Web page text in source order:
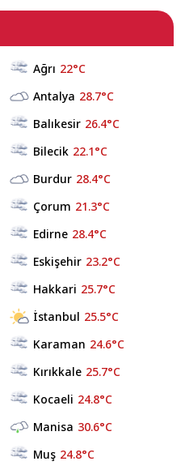
Ağrı 22°C
Antalya 28.7°C
Balıkesir 26.4°C
Bilecik 22.1°C
Burdur 28.4°C
Çorum 21.3°C
Edirne 28.4°C
Eskişehir 23.2°C
Hakkari 25.7°C
İstanbul 25.5°C
Karaman 24.6°C
Kırıkkale 25.7°C
Kocaeli 24.8°C
Manisa 30.6°C
Muş 24.8°C